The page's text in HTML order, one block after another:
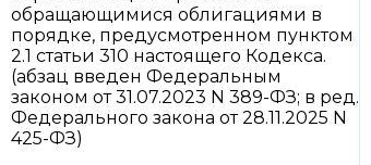
обращающимися облигациями в
порядке, предусмотренном пунктом
2.1 статьи 310 настоящего Кодекса.
(абзац введен Федеральным
законом от 31.07.2023 N 389-ФЗ; в ред.
Федерального закона от 28.11.2025 N
425-ФЗ)